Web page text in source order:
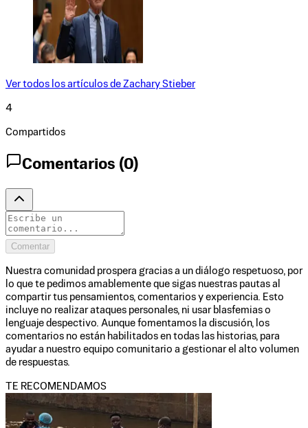
Ver todos los artículos de Zachary Stieber
4
Compartidos
Comentarios (0)
Comentar
Nuestra comunidad prospera gracias a un diálogo respetuoso, por
lo que te pedimos amablemente que sigas nuestras pautas al
compartir tus pensamientos, comentarios y experiencia. Esto
incluye no realizar ataques personales, ni usar blasfemias o
lenguaje despectivo. Aunque fomentamos la discusión, los
comentarios no están habilitados en todas las historias, para
ayudar a nuestro equipo comunitario a gestionar el alto volumen
de respuestas.
TE RECOMENDAMOS